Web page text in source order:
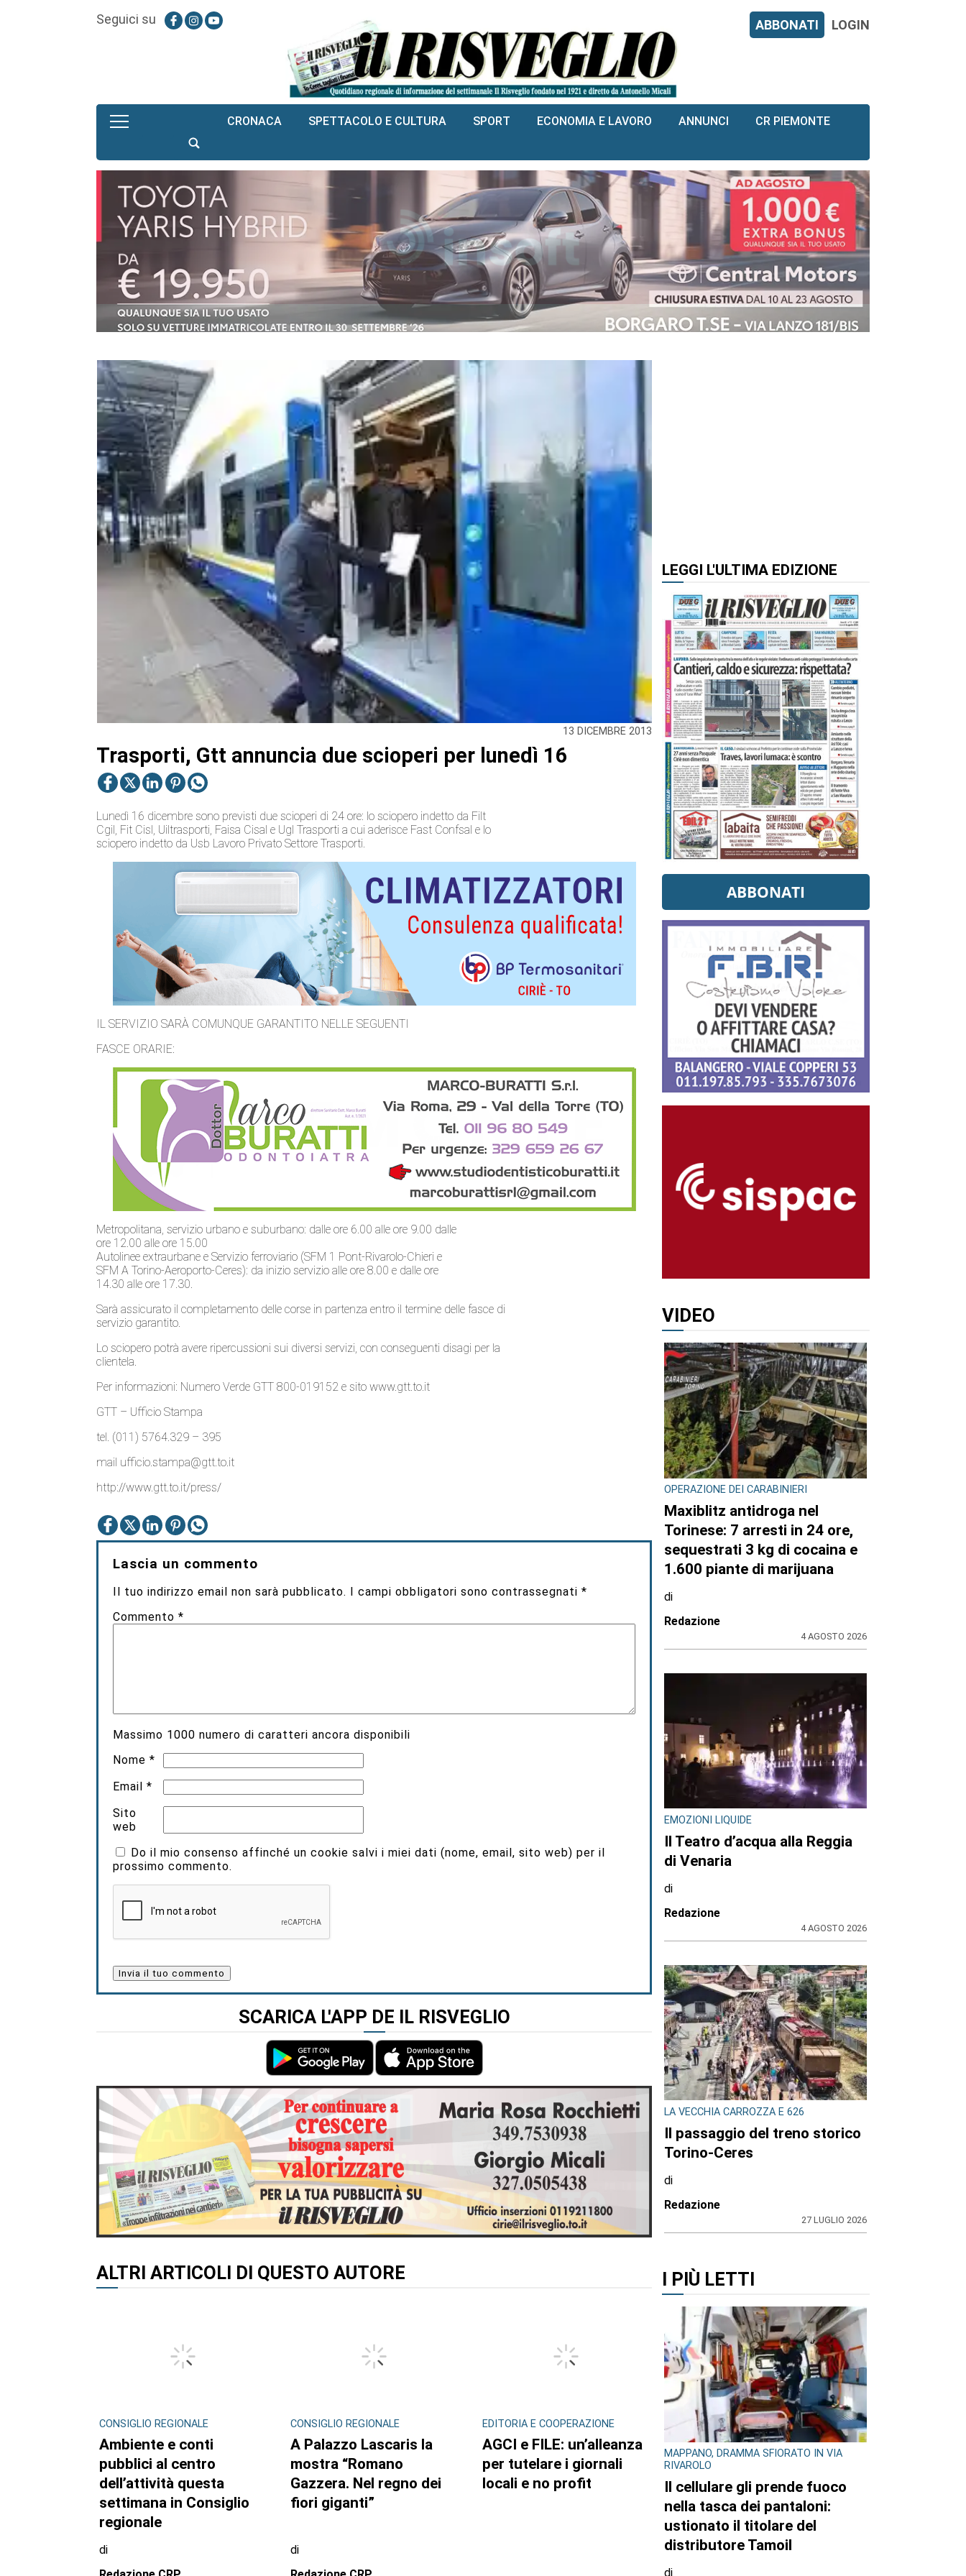
Seguici su ABBONATI LOGIN
CRONACA SPETTACOLO E CULTURA SPORT ECONOMIA E LAVORO ANNUNCI CR PIEMONTE
13 DICEMBRE 2013
Trasporti, Gtt annuncia due scioperi per lunedì 16
Lunedì 16 dicembre sono previsti due scioperi di 24 ore: lo sciopero indetto da Filt
Cgil, Fit Cisl, Uiltrasporti, Faisa Cisal e Ugl Trasporti a cui aderisce Fast Confsal e lo
sciopero indetto da Usb Lavoro Privato Settore Trasporti.
IL SERVIZIO SARÀ COMUNQUE GARANTITO NELLE SEGUENTI
FASCE ORARIE:
Metropolitana, servizio urbano e suburbano: dalle ore 6.00 alle ore 9.00 dalle
ore 12.00 alle ore 15.00
Autolinee extraurbane e Servizio ferroviario (SFM 1 Pont-Rivarolo-Chieri e
SFM A Torino-Aeroporto-Ceres): da inizio servizio alle ore 8.00 e dalle ore
14.30 alle ore 17.30.
Sarà assicurato il completamento delle corse in partenza entro il termine delle fasce di
servizio garantito.
Lo sciopero potrà avere ripercussioni sui diversi servizi, con conseguenti disagi per la
clientela.
Per informazioni: Numero Verde GTT 800-019152 e sito www.gtt.to.it
GTT – Ufficio Stampa
tel. (011) 5764.329 – 395
mail ufficio.stampa@gtt.to.it
http://www.gtt.to.it/press/
Lascia un commento
Il tuo indirizzo email non sarà pubblicato. I campi obbligatori sono contrassegnati*
Commento*
Massimo 1000 numero di caratteri ancora disponibili
Nome*
Email*
Sito
web
Do il mio consenso affinché un cookie salvi i miei dati (nome, email, sito web) per il
prossimo commento.
SCARICA L'APP DE IL RISVEGLIO
ALTRI ARTICOLI DI QUESTO AUTORE
CONSIGLIO REGIONALE
Ambiente e conti
pubblici al centro
dell’attività questa
settimana in Consiglio
regionale
di
CONSIGLIO REGIONALE
A Palazzo Lascaris la
mostra “Romano
Gazzera. Nel regno dei
fiori giganti”
di
EDITORIA E COOPERAZIONE
AGCI e FILE: un’alleanza
per tutelare i giornali
locali e no profit
LEGGI L'ULTIMA EDIZIONE
ABBONATI
VIDEO
OPERAZIONE DEI CARABINIERI
Maxiblitz antidroga nel
Torinese: 7 arresti in 24 ore,
sequestrati 3 kg di cocaina e
1.600 piante di marijuana
di
Redazione
4 AGOSTO 2026
EMOZIONI LIQUIDE
Il Teatro d’acqua alla Reggia
di Venaria
di
Redazione
4 AGOSTO 2026
LA VECCHIA CARROZZA E 626
Il passaggio del treno storico
Torino-Ceres
di
Redazione
27 LUGLIO 2026
I PIÙ LETTI
MAPPANO, DRAMMA SFIORATO IN VIA
RIVAROLO
Il cellulare gli prende fuoco
nella tasca dei pantaloni:
ustionato il titolare del
distributore Tamoil
di